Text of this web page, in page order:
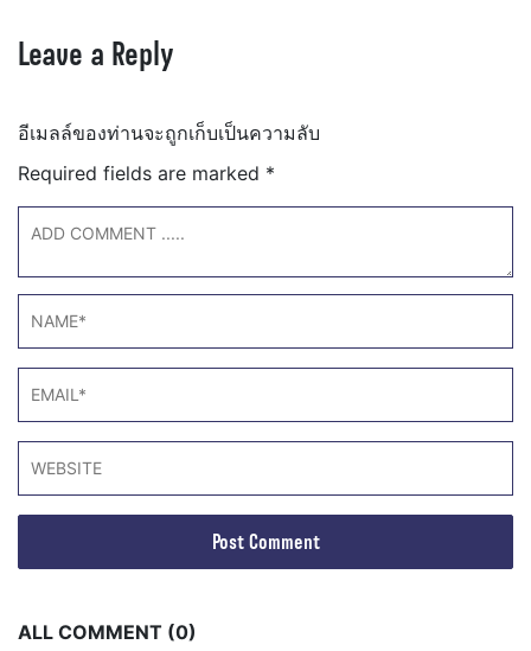
Leave a Reply
อีเมลล์ของท่านจะถูกเก็บเป็นความลับ
Required fields are marked *
ALL COMMENT (0)